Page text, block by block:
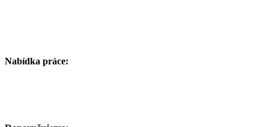
Nabídka práce: